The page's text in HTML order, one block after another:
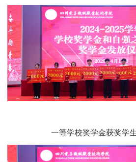
一等学校奖学金获奖学